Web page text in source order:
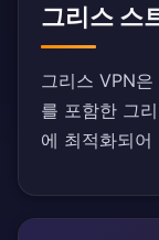
그리스 스
그리스 VPN
를 포함한 그
에 최적화되어